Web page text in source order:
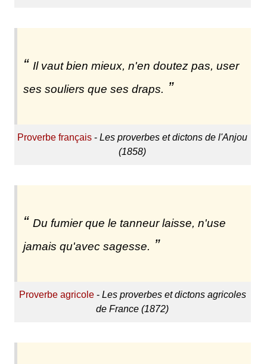
Il vaut bien mieux, n'en doutez pas, user
ses souliers que ses draps.
Proverbe français -Les proverbes et dictons de l'Anjou
(1858)
Du fumier que le tanneur laisse, n'use
jamais qu'avec sagesse.
Proverbe agricole- Les proverbes et dictons agricoles
de France (1872)